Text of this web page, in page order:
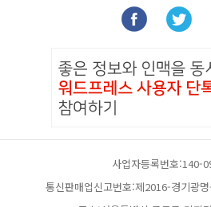
사업자등록번호:140-
통신판매업신고번호:제2016-경기광